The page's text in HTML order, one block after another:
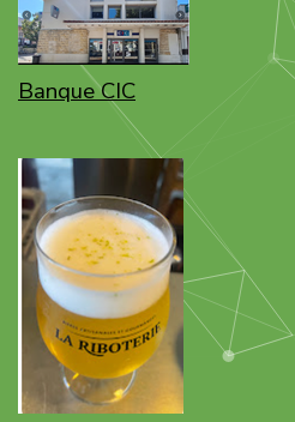
Banque CIC